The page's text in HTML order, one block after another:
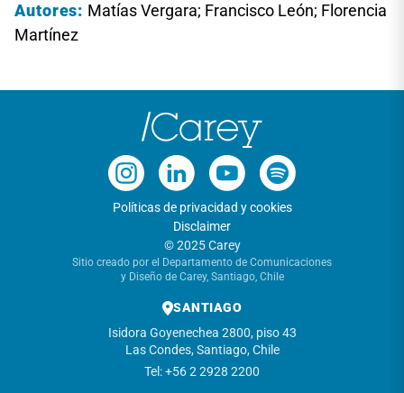
Autores: Matías Vergara; Francisco León; Florencia
Martínez
Políticas de privacidad y cookies
Disclaimer
© 2025 Carey
Sitio creado por el Departamento de Comunicaciones
y Diseño de Carey, Santiago, Chile
SANTIAGO
Isidora Goyenechea 2800, piso 43
Las Condes, Santiago, Chile
Tel: +56 2 2928 2200